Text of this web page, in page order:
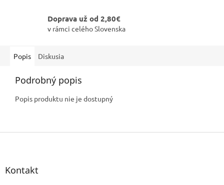
Doprava už od 2,80€
v rámci celého Slovenska
Popis Diskusia
Podrobný popis
Popis produktu nie je dostupný
Z
Kontakt